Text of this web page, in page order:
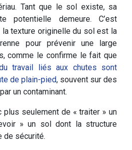
Tant que le sol existe, sa
potentielle demeure. C’est
texture originelle du sol est la
pour prévenir une large
comme le confirme le fait que
travail liés aux chutes sont
de plain-pied, souvent sur des
un contaminant.
plus seulement de « traiter » un
» un sol dont la structure
de sécurité.